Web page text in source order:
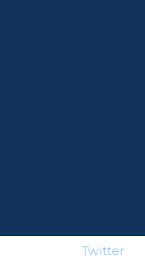
Twitter